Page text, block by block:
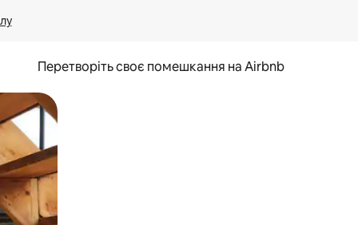
Перетворіть своє помешкання на Airbnb